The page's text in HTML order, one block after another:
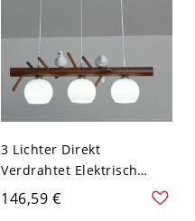
Aufhängelänge, 110V-120V
3 Lichter Direkt
Verdrahtet Elektrisch
Kreideglas Hängende
Insel Pendelleuchte
146,59 €